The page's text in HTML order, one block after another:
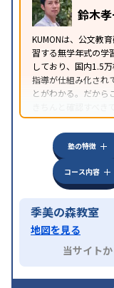
鈴木
KUMONは、公文教
習する無学年式の学
しており、国内1.5
指導が仕組み化され
とがわかる。だから
きちんと確認すべ
方見学してみること
塾の特徴
コース内容
季美の森教室
地図を見る
当サイト